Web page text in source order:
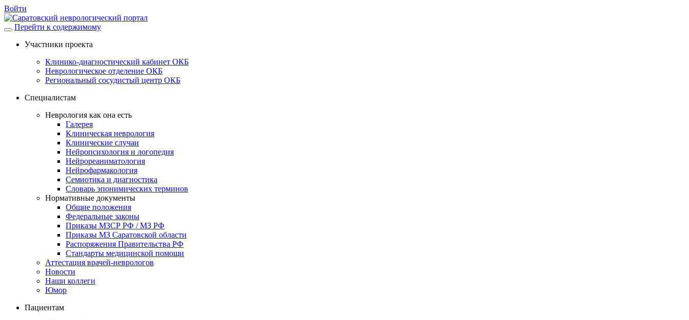
Войти
Перейти к содержимому
Участники проекта
Клинико-диагностический кабинет ОКБ
Неврологическое отделение ОКБ
Региональный сосудистый центр ОКБ
Специалистам
Неврология как она есть
Галерея
Клиническая неврология
Клинические случаи
Нейропсихология и логопедия
Нейрореаниматология
Нейрофармакология
Семиотика и диагностика
Словарь эпонимических терминов
Нормативные документы
Общие положения
Федеральные законы
Приказы МЗСР РФ / МЗ РФ
Приказы МЗ Саратовской области
Распоряжения Правительства РФ
Стандарты медицинской помощи
Аттестация врачей-неврологов
Новости
Наши коллеги
Юмор
Пациентам